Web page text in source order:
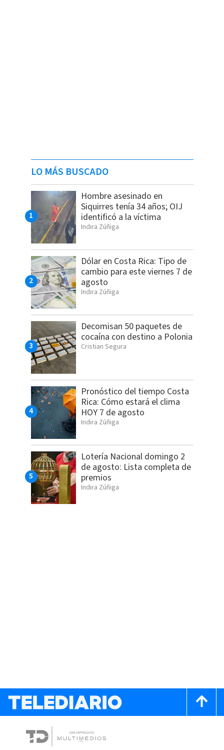
LO MÁS BUSCADO
Hombre asesinado en
Siquirres tenía 34 años; OIJ
identificó a la víctima
Indira Zúñiga
Dólar en Costa Rica: Tipo de
cambio para este viernes 7 de
agosto
Indira Zúñiga
Decomisan 50 paquetes de
cocaína con destino a Polonia
Cristian Segura
Pronóstico del tiempo Costa
Rica: Cómo estará el clima
HOY 7 de agosto
Indira Zúñiga
Lotería Nacional domingo 2
de agosto: Lista completa de
premios
Indira Zúñiga